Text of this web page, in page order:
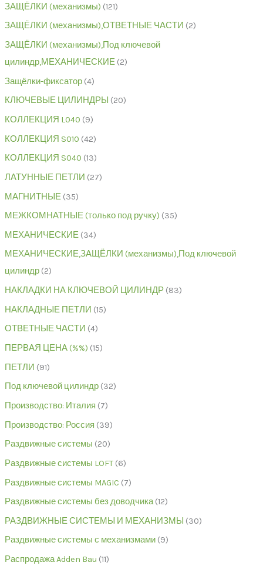
ЗАЩЁЛКИ (механизмы) 121
ЗАЩЁЛКИ (механизмы),ОТВЕТНЫЕ ЧАСТИ 2
ЗАЩЁЛКИ (механизмы),Под ключевой
цилиндр,МЕХАНИЧЕСКИЕ 2
Защёлки-фиксатор 4
КЛЮЧЕВЫЕ ЦИЛИНДРЫ
20
КОЛЛЕКЦИЯ L040 9
КОЛЛЕКЦИЯ S010 42
КОЛЛЕКЦИЯ S040 13
ЛАТУННЫЕ ПЕТЛИ 27
МАГНИТНЫЕ 35
МЕЖКОМНАТНЫЕ (только под ручку) 35
МЕХАНИЧЕСКИЕ 34
МЕХАНИЧЕСКИЕ,ЗАЩЁЛКИ (механизмы),Под ключевой
цилиндр 2
НАКЛАДКИ НА КЛЮЧЕВОЙ ЦИЛИНДР 83
НАКЛАДНЫЕ ПЕТЛИ 15
ОТВЕТНЫЕ ЧАСТИ 4
ПЕРВАЯ ЦЕНА (%%) 15
ПЕТЛИ 91
Под ключевой цилиндр 32
Производство: Италия 7
Производство: Россия 39
Раздвижные системы 20
Раздвижные системы LOFT 6
Раздвижные системы MAGIC 7
Раздвижные системы без доводчика 12
РАЗДВИЖНЫЕ СИСТЕМЫ И МЕХАНИЗМЫ
30
Раздвижные системы с механизмами 9
Распродажа Adden Bau 11